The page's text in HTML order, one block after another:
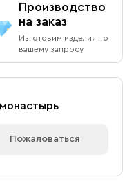
Производство
на заказ
Изготовим изделия по
вашему запросу
Пожаловаться